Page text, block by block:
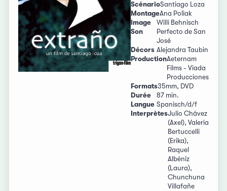
ScénarioSantiago Loza
MontageAna Poliak
Image
Willi Behnisch
Son
Perfecto de San
José
Décors Alejandra Taubin
ProductionAeternam
Films - Viada
Producciones
Formats35mm, DVD
Durée
87 min.
Langue Spanisch/d/f
InterprètesJulio Chávez
(Axel), Valeria
Bertuccelli
(Erika),
Raquel
Albéniz
(Laura),
Chunchuna
Villafañe